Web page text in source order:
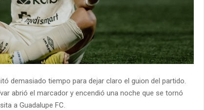
demasiado tiempo para dejar claro el guion del partido.
abrió el marcador y encendió una noche que se tornó
a Guadalupe FC.